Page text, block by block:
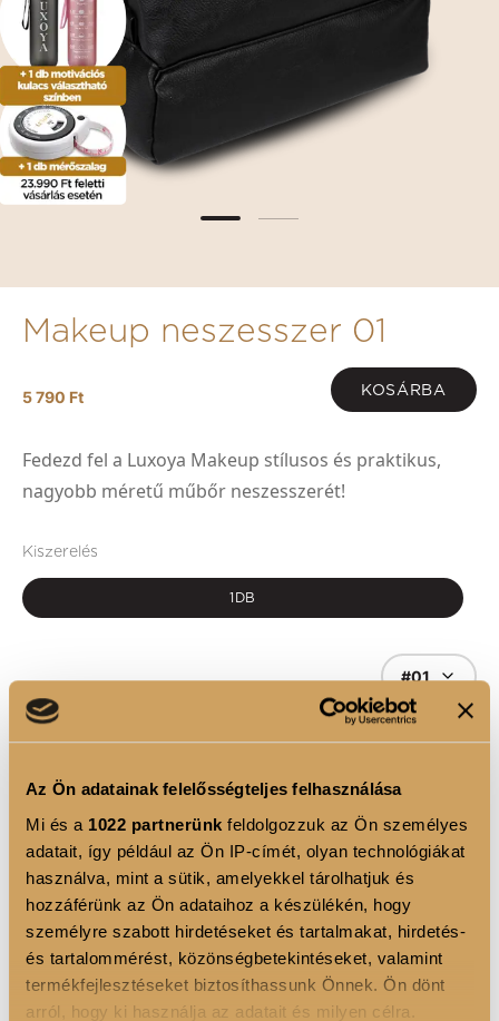
Az Ön adatainak felelősségteljes felhasználása
Mi és a 1022 partnerünk feldolgozzuk az Ön személyes
adatait, így például az Ön IP-címét, olyan technológiákat
használva, mint a sütik, amelyekkel tárolhatjuk és
hozzáférünk az Ön adataihoz a készülékén, hogy
személyre szabott hirdetéseket és tartalmakat, hirdetés-
és tartalommérést, közönségbetekintéseket, valamint
termékfejlesztéseket biztosíthassunk Önnek. Ön dönt
arról, hogy ki használja az adatait és milyen célra.
Makeup neszesszer 01
5 790 Ft KOSÁRBA
Fedezd fel a Luxoya Makeup stílusos és praktikus,
nagyobb méretű műbőr neszesszerét!
Kiszerelés
1DB
#01
KOSÁRBA
TERMÉKLEÍRÁS
A három rekeszes tervezés ideális megoldást kínál a
sminktermékek rendezett tárolására, így mindig